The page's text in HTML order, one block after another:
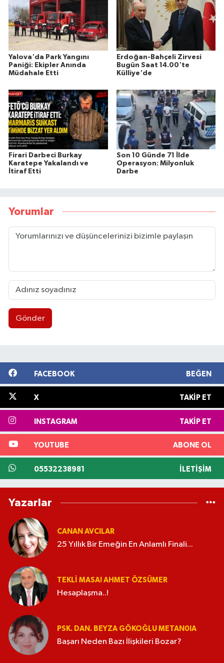
Yalova'da Park Yangını
Paniği: Ekipler Anında
Müdahale Etti
Erdoğan-Bahçeli Zirvesi
Bugün Saat 14.00'te
Külliye'de
Firari Darbeci Burkay
Karatepe Yakalandı ve
İtiraf Etti
Son 10 Günde 71 İlde
Operasyon: Milyonluk
Darbe
Yorumlar
Gönder
FACEBOOK BEĞEN
X TAKIP ET
INSTAGRAM TAKIP ET
YOUTUBE ABONE OL
05532238981 İLETIŞIM
Yazarlar
CANAN AVCILAR
25 Yıllık Bir Emeğin En Anlamlı Finali...
TEKLI MASA! AHMET ÖZSÜMER
Hesaplaşma..!
PSK. DAN. BEYZA GÖKOĞLU METAN0IA
Başarı Neden Bazı İlişkileri Bozar?